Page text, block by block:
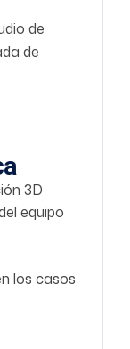
de
de
3D
equipo
los casos